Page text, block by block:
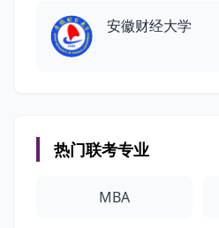
安徽财经大学
热门联考专业
MBA